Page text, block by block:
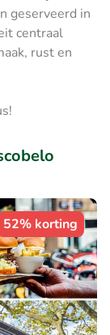
geserveerd in
centraal
rust en
52% korting